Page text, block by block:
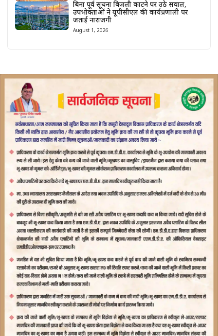
बिना पूर्व सूचना बिजली काटने पर उठे सवाल,
उपभोक्ताओं ने यूपीसीएल की कार्यप्रणाली पर
जताई नाराजगी
August 1, 2026